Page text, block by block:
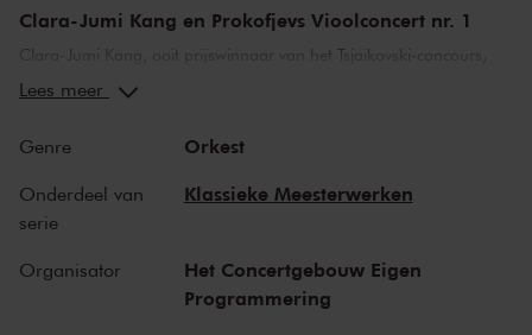
Clara-Jumi Kang en Prokofjevs Vioolconcert nr. 1
Clara-Jumi Kang, ooit prijswinnaar van het Tsjaikovski-concours,
wordt geprezen om haar warme timbre. Met het Rotterdams
Hongaarse violist Joseph Szigeti schreef poëtisch over de
sprookjesachtige naïviteit en de gedurfde textuur van het stuk. Hij
Lees meer
Genre Orkest
Onderdeel van
serie
Klassieke Meesterwerken
Organisator
Het Concertgebouw Eigen
Programmering